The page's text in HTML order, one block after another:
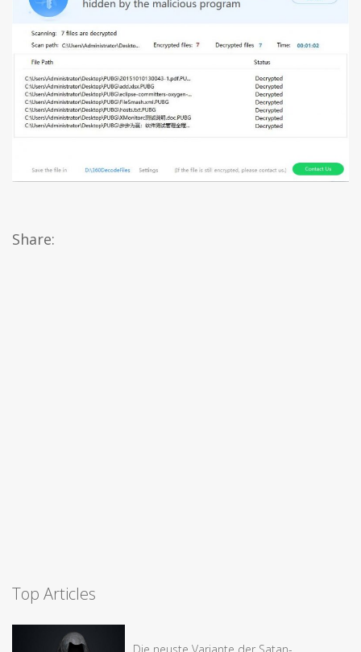
Share:
Top Articles